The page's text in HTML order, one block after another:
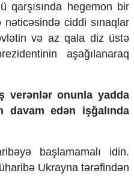
qarşısında hegemon bir
nəticəsində ciddi sınaqlar
ətin və az qala diz üstə
aşağılanaraq
verənlər onunla yadda
davam edən işğalında
əyə başlamamalı idin.
üharibə Ukrayna tərəfindən